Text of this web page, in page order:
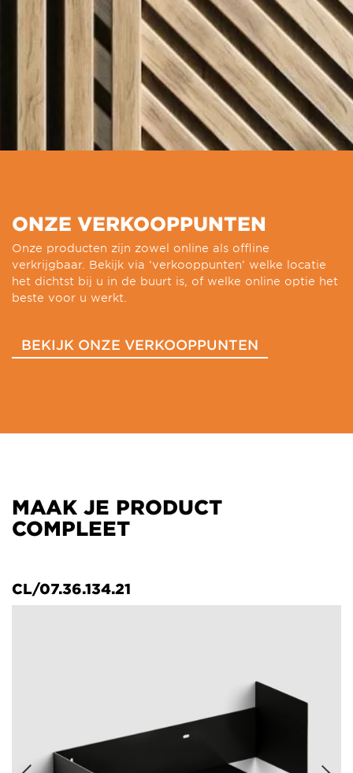
ONZE VERKOOPPUNTEN
Onze producten zijn zowel online als offline
verkrijgbaar. Bekijk via ‘verkooppunten’ welke locatie
het dichtst bij u in de buurt is, of welke online optie het
beste voor u werkt.
BEKIJK ONZE VERKOOPPUNTEN
MAAK JE PRODUCT
COMPLEET
CL/07.36.134.21